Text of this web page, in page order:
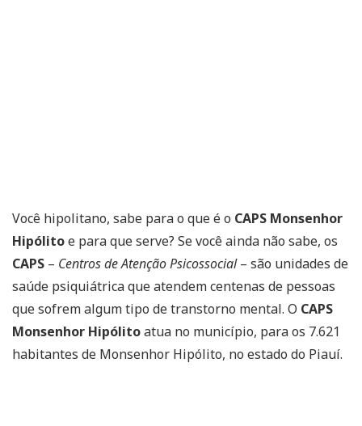
Você hipolitano, sabe para o que é o CAPS Monsenhor
Hipólitoe para que serve? Se você ainda não sabe, os
CAPS – Centros de Atenção Psicossocial– são unidades de
saúde psiquiátrica que atendem centenas de pessoas
que sofrem algum tipo de transtorno mental. O CAPS
Monsenhor Hipólitoatua no município, para os 7.621
habitantes de Monsenhor Hipólito, no estado do Piauí.